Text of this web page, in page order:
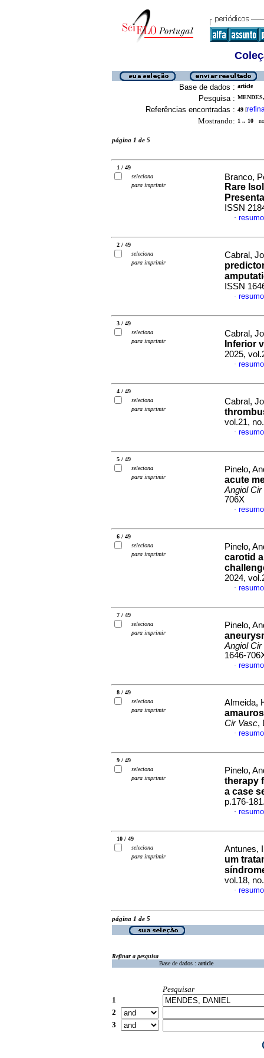
Base de dados : article
Pesquisa :
Referências encontradas : 49 [
Mostrando: 1 .. 10
página 1 de 5
1 / 49
seleciona
para imprimir
Branco,
Rare
ISSN
·
2 / 49
seleciona
para imprimir
Cabral,
ISSN
·
3 / 49
seleciona
para imprimir
Cabral,
Inferior
2025,
·
4 / 49
seleciona
para imprimir
Cabral,
vol.21,
·
5 / 49
seleciona
para imprimir
Pinelo,
acute
Angiol Cir
706X
·
6 / 49
seleciona
para imprimir
Pinelo,
carotid
2024,
·
7 / 49
seleciona
para imprimir
Pinelo,
Angiol Cir
1646-
·
8 / 49
seleciona
para imprimir
Almeida,
Cir Vasc,
·
9 / 49
seleciona
para imprimir
Pinelo,
therapy
a case
p.176-
·
10 / 49
seleciona
para imprimir
Antunes,
um
vol.18,
·
página 1 de 5
Refinar a pesquisa
Base de dados : article
Pesquisar
1
2
3